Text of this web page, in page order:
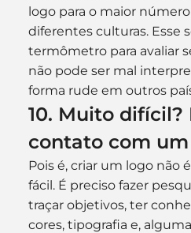
logo para o maior
diferentes culturas. Esse
termômetro para avaliar
não pode ser mal
forma rude em outros
10. Muito difícil?
contato com
Pois é, criar um logo não
fácil. É preciso fazer
traçar objetivos, ter
cores, tipografia e,